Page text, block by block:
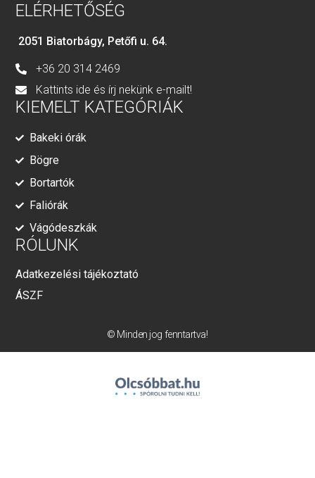
ELÉRHETŐSÉG
2051 Biatorbágy, Petőfi u. 64.
+36 20 314 2469
Kattints ide és írj nekünk e-mailt!
KIEMELT KATEGÓRIÁK
Bakeki órák
Bögre
Bortartók
Faliórák
Vágódeszkák
RÓLUNK
Adatkezelési tájékoztató
ÁSZF
© Minden jog fenntartva!